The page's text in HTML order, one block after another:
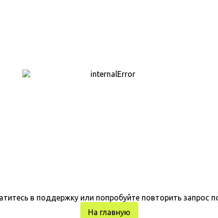
в поддержку или попробуйте повторить запрос
На главную